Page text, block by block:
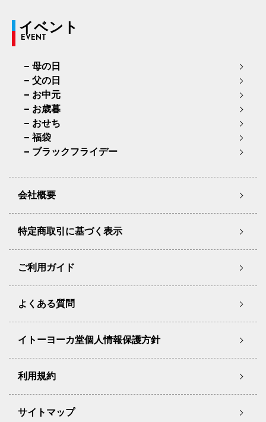
イベント
EVENT
母の日
父の日
お中元
お歳暮
おせち
福袋
ブラックフライデー
会社概要
特定商取引に基づく表示
ご利用ガイド
よくある質問
イトーヨーカ堂個人情報保護方針
利用規約
サイトマップ